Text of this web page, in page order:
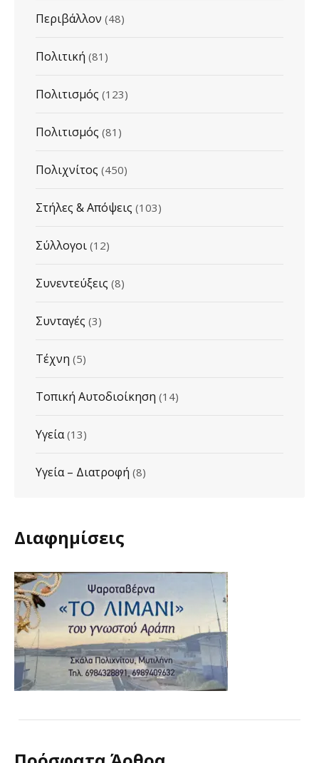
Περιβάλλον (48)
Πολιτική (81)
Πολιτισμός (123)
Πολιτισμός (81)
Πολιχνίτος (450)
Στήλες & Απόψεις (103)
Σύλλογοι (12)
Συνεντεύξεις (8)
Συνταγές (3)
Τέχνη (5)
Τοπική Αυτοδιοίκηση (14)
Υγεία(13)
Υγεία – Διατροφή (8)
Διαφημίσεις